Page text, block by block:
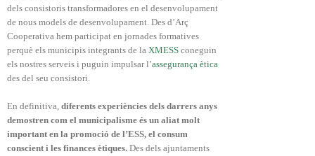
dels consistoris transformadores en el desenvolupament
de nous models de desenvolupament. Des d’Arç
Cooperativa hem participat en jornades formatives
perquè els municipis integrants de la XMESS coneguin
els nostres serveis i puguin impulsar l’assegurança ètica
des del seu consistori.
En definitiva, diferents experiències dels darrers anys
demostren com el municipalisme és un aliat molt
important en la promoció de l’ESS, el consum
conscient i les finances ètiques. Des dels ajuntaments